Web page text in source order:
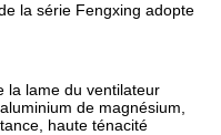
la série Fengxing adopte
la lame du ventilateur
de magnésium,
haute ténacité